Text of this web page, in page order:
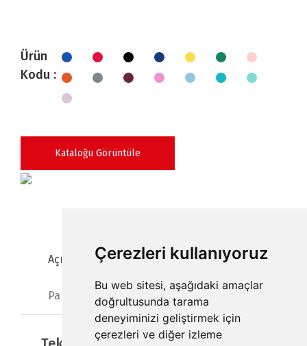
Çerezleri kullanıyoruz
Bu web sitesi, aşağıdaki amaçlar
doğrultusunda tarama
deneyiminizi geliştirmek için
çerezleri ve diğer izleme
Ürün
Kodu :
Kataloğu Görüntüle
Açıklama Klasör Ölçüleri
Paketleme